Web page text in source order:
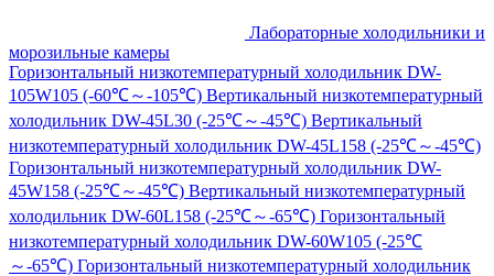
Лабораторные холодильники и
морозильные камеры
Горизонтальный низкотемпературный холодильник DW-
105W105 (-60℃～-105℃) Вертикальный низкотемпературный
холодильник DW-45L30 (-25℃～-45℃) Вертикальный
низкотемпературный холодильник DW-45L158 (-25℃～-45℃)
Горизонтальный низкотемпературный холодильник DW-
45W158 (-25℃～-45℃) Вертикальный низкотемпературный
холодильник DW-60L158 (-25℃～-65℃) Горизонтальный
низкотемпературный холодильник DW-60W105 (-25℃
～-65℃) Горизонтальный низкотемпературный холодильник